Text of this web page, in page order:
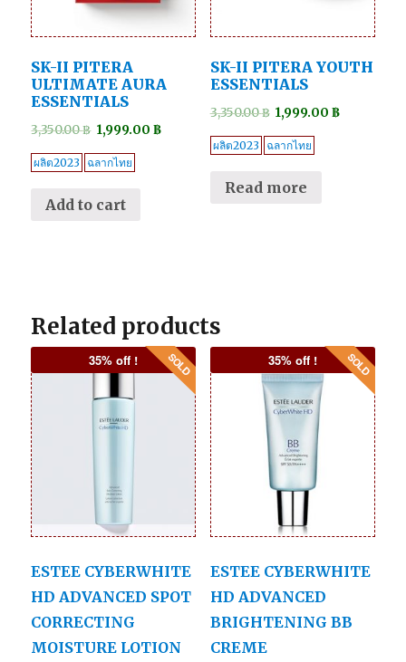
SK-II PITERA
ULTIMATE AURA
ESSENTIALS
3,350.00฿ 1,999.00 ฿
ผลิต2023 ฉลากไทย
Add to cart
SK-II PITERA YOUTH
ESSENTIALS
3,350.00฿ 1,999.00฿
ผลิต2023 ฉลากไทย
Read more
Related products
35% off !
ESTEE CYBERWHITE
HD ADVANCED SPOT
CORRECTING
MOISTURE LOTION
35% off !
ESTEE CYBERWHITE
HD ADVANCED
BRIGHTENING BB
CREME